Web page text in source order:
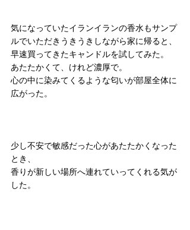
気になっていたイランイランの香水もサンプ
ルでいただきうきうきしながら家に帰ると、
早速買ってきたキャンドルを試してみた。
あたたかくて、けれど濃厚で。
心の中に染みてくるような匂いが部屋全体に
広がった。
少し不安で敏感だった心があたたかくなった
とき、
香りが新しい場所へ連れていってくれる気が
した。